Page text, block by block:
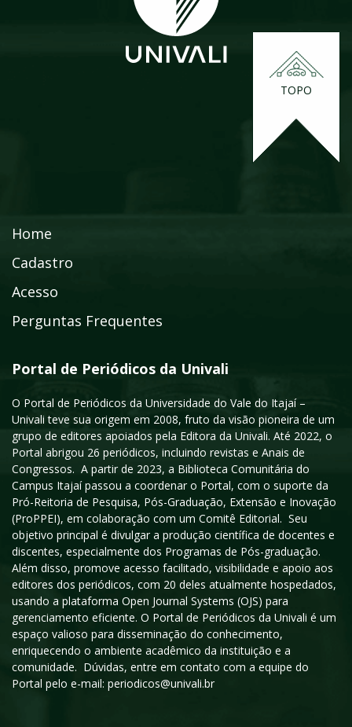
TOPO
Home
Cadastro
Acesso
Perguntas Frequentes
Portal de Periódicos da Univali
O Portal de Periódicos da Universidade do Vale do Itajaí –
Univali teve sua origem em 2008, fruto da visão pioneira de um
grupo de editores apoiados pela Editora da Univali. Até 2022, o
Portal abrigou 26 periódicos, incluindo revistas e Anais de
Congressos. A partir de 2023, a Biblioteca Comunitária do
Campus Itajaí passou a coordenar o Portal, com o suporte da
Pró-Reitoria de Pesquisa, Pós-Graduação, Extensão e Inovação
(ProPPEI), em colaboração com um Comitê Editorial. Seu
objetivo principal é divulgar a produção científica de docentes e
discentes, especialmente dos Programas de Pós-graduação.
Além disso, promove acesso facilitado, visibilidade e apoio aos
editores dos periódicos, com 20 deles atualmente hospedados,
usando a plataforma Open Journal Systems (OJS) para
gerenciamento eficiente. O Portal de Periódicos da Univali é um
espaço valioso para disseminação do conhecimento,
enriquecendo o ambiente acadêmico da instituição e a
comunidade. Dúvidas, entre em contato com a equipe do
Portal pelo e-mail: periodicos@univali.br